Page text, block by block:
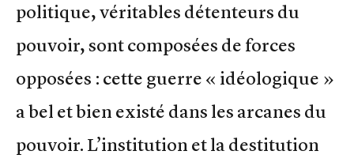
politique, véritables détenteurs du
pouvoir, sont composées de forces
opposées : cette guerre « idéologique »
a bel et bien existé dans les arcanes du
pouvoir. L’institution et la destitution